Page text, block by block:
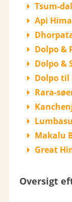
Tsum-
Api
Dolpo &
Dolpo &
Dolpo til
Rara-
Makalu
Great
Oversigt